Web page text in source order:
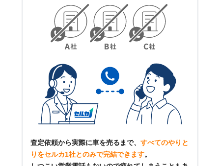
査定依頼から実際に車を売るまで、 すべてのやりと
りをセルカ1社とのみで完結できます。